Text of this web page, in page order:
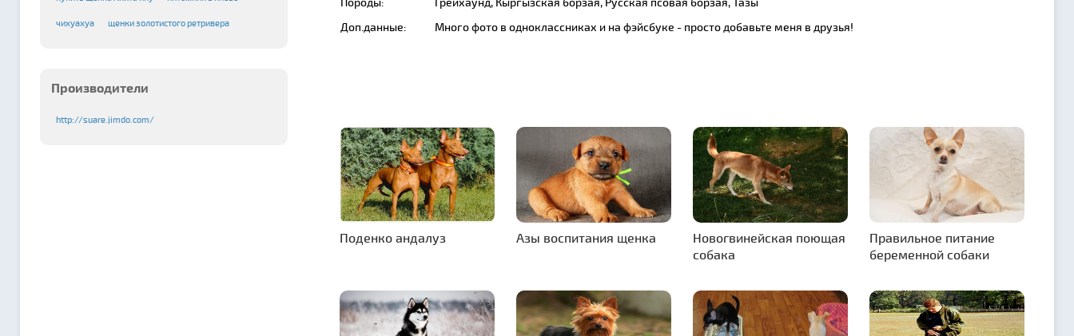
чихуахуа щенки золотистого ретривера
Производители
http://suare.jimdo.com/
Доп.данные:
Много фото в одноклассниках и на фэйсбуке - просто добавьте меня в друзья!
Поденко андалуз Азы воспитания щенка
Новогвинейская поющая
собака
Правильное питание
беременной собаки